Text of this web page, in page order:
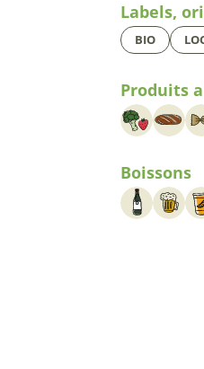
Labels,
BIO
Produits
Boissons